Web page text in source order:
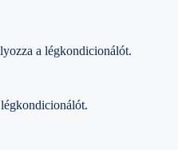
a légkondicionálót.